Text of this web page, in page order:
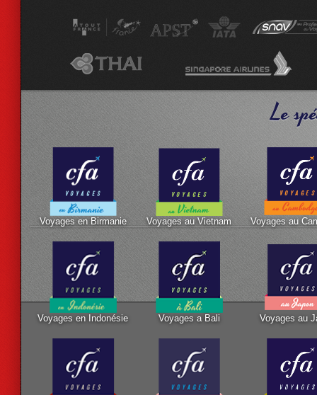
Le
Voyages en Birmanie Voyages au Vietnam Voyages au
Voyages en Indonésie Voyages a Bali Voyages au